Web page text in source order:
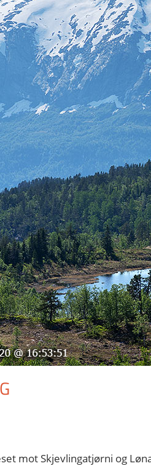
mot Skjevlingatjørni og